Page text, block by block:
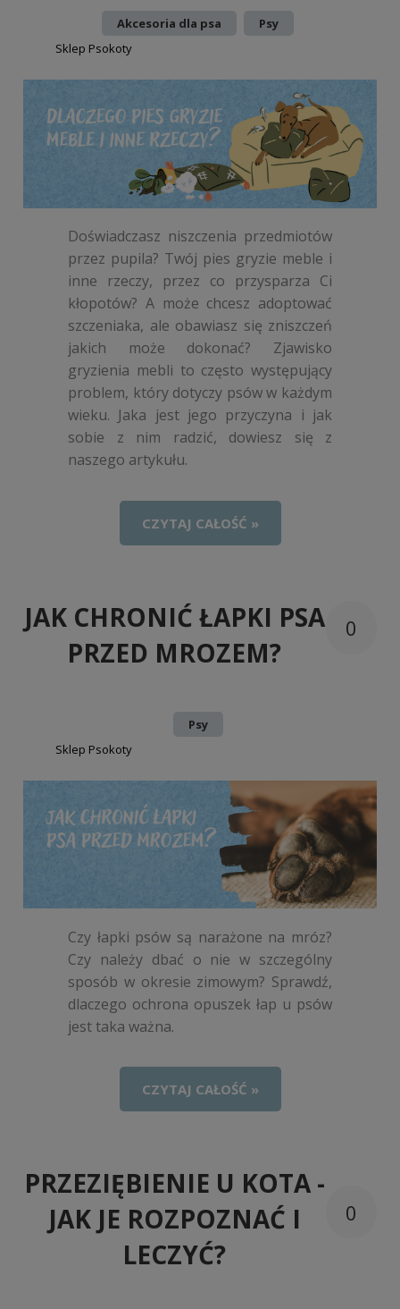
Akcesoria dla psa
Psy
Sklep Psokoty
Doświadczasz niszczenia przedmiotów
przez pupila? Twój pies gryzie meble i
inne rzeczy, przez co przysparza Ci
kłopotów? A może chcesz adoptować
szczeniaka, ale obawiasz się zniszczeń
jakich może dokonać? Zjawisko
gryzienia mebli to często występujący
problem, który dotyczy psów w każdym
wieku. Jaka jest jego przyczyna i jak
sobie z nim radzić, dowiesz się z
naszego artykułu.
CZYTAJ CAŁOŚĆ »
JAK CHRONIĆ ŁAPKI PSA
PRZED MROZEM?
0
Psy
Sklep Psokoty
Czy łapki psów są narażone na mróz?
Czy należy dbać o nie w szczególny
sposób w okresie zimowym? Sprawdź,
dlaczego ochrona opuszek łap u psów
jest taka ważna.
CZYTAJ CAŁOŚĆ »
PRZEZIĘBIENIE U KOTA -
JAK JE ROZPOZNAĆ I
LECZYĆ?
0